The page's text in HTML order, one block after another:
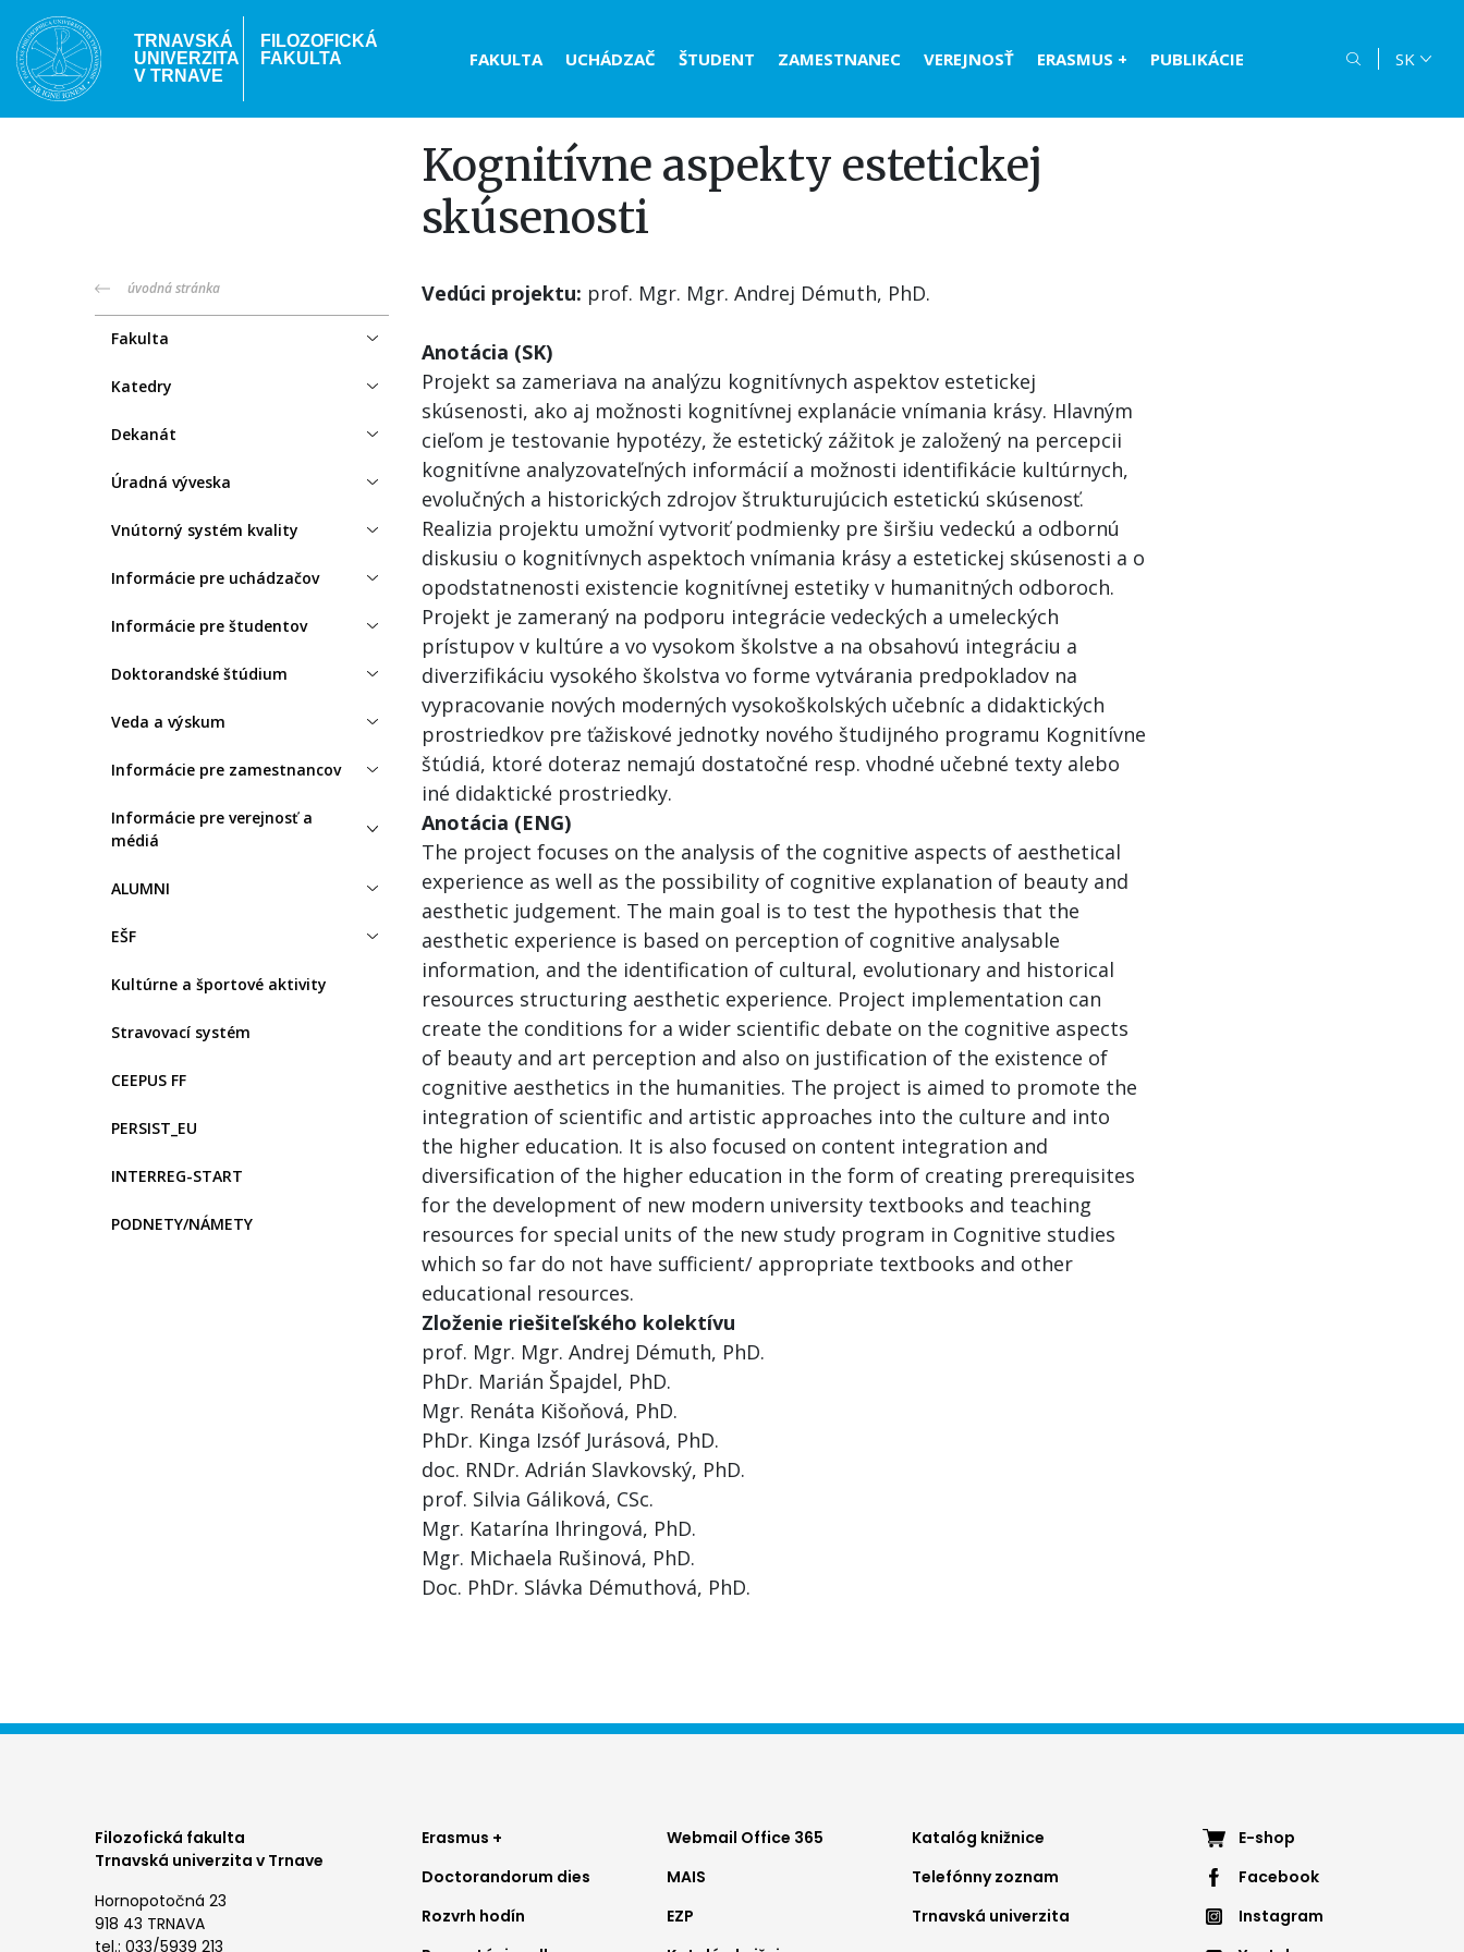
Skočiť
na
hlavný
obsah
TRNAVSKÁ
UNIVERZITA
V TRNAVE
FILOZOFICKÁ
FAKULTA
Header
FAKULTA UCHÁDZAČ ŠTUDENT ZAMESTNANEC VEREJNOSŤ ERASMUS + PUBLIKÁCIE SK
Kognitívne aspekty estetickej
skúsenosti
truni-
menu
úvodná stránka
Fakulta
Katedry
Dekanát
Úradná výveska
Vnútorný systém kvality
Informácie pre uchádzačov
Informácie pre študentov
Doktorandské štúdium
Veda a výskum
Informácie pre zamestnancov
Informácie pre verejnosť a
médiá
ALUMNI
EŠF
Kultúrne a športové aktivity
Stravovací systém
CEEPUS FF
PERSIST_EU
INTERREG-START
PODNETY/NÁMETY
Vedúci projektu: prof. Mgr. Mgr. Andrej Démuth, PhD.
Anotácia (SK)
Projekt sa zameriava na analýzu kognitívnych aspektov estetickej
skúsenosti, ako aj možnosti kognitívnej explanácie vnímania krásy. Hlavným
cieľom je testovanie hypotézy, že estetický zážitok je založený na percepcii
kognitívne analyzovateľných informácií a možnosti identifikácie kultúrnych,
evolučných a historických zdrojov štrukturujúcich estetickú skúsenosť.
Realizia projektu umožní vytvoriť podmienky pre širšiu vedeckú a odbornú
diskusiu o kognitívnych aspektoch vnímania krásy a estetickej skúsenosti a o
opodstatnenosti existencie kognitívnej estetiky v humanitných odboroch.
Projekt je zameraný na podporu integrácie vedeckých a umeleckých
prístupov v kultúre a vo vysokom školstve a na obsahovú integráciu a
diverzifikáciu vysokého školstva vo forme vytvárania predpokladov na
vypracovanie nových moderných vysokoškolských učebníc a didaktických
prostriedkov pre ťažiskové jednotky nového študijného programu Kognitívne
štúdiá, ktoré doteraz nemajú dostatočné resp. vhodné učebné texty alebo
iné didaktické prostriedky.
Anotácia (ENG)
The project focuses on the analysis of the cognitive aspects of aesthetical
experience as well as the possibility of cognitive explanation of beauty and
aesthetic judgement. The main goal is to test the hypothesis that the
aesthetic experience is based on perception of cognitive analysable
information, and the identification of cultural, evolutionary and historical
resources structuring aesthetic experience. Project implementation can
create the conditions for a wider scientific debate on the cognitive aspects
of beauty and art perception and also on justification of the existence of
cognitive aesthetics in the humanities. The project is aimed to promote the
integration of scientific and artistic approaches into the culture and into
the higher education. It is also focused on content integration and
diversification of the higher education in the form of creating prerequisites
for the development of new modern university textbooks and teaching
resources for special units of the new study program in Cognitive studies
which so far do not have sufficient/ appropriate textbooks and other
educational resources.
Zloženie riešiteľského kolektívu
prof. Mgr. Mgr. Andrej Démuth, PhD.
PhDr. Marián Špajdel, PhD.
Mgr. Renáta Kišoňová, PhD.
PhDr. Kinga Izsóf Jurásová, PhD.
doc. RNDr. Adrián Slavkovský, PhD.
prof. Silvia Gáliková, CSc.
Mgr. Katarína Ihringová, PhD.
Mgr. Michaela Rušinová, PhD.
Doc. PhDr. Slávka Démuthová, PhD.
Filozofická fakulta
Trnavská univerzita v Trnave
Hornopotočná 23
918 43 TRNAVA
tel.: 033/5939 213
Footer
menu
1
Erasmus +
Doctorandorum dies
Rozvrh hodín
Footer
menu
2
Webmail Office 365
MAIS
EZP
Footer
menu
3
Katalóg knižnice
Telefónny zoznam
Trnavská univerzita
Footer
menu
E-shop
Facebook
Instagram